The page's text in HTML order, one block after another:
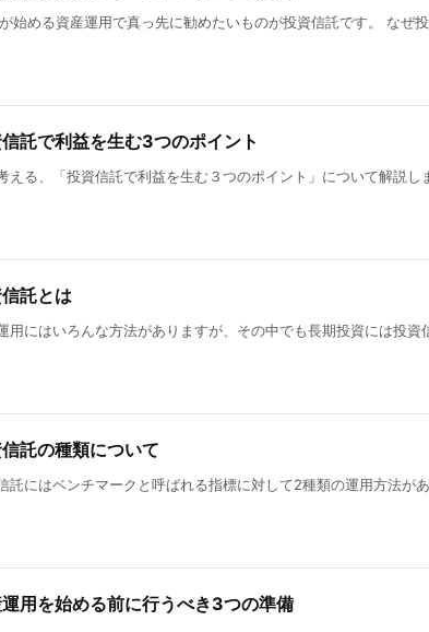
始める資産運用で真っ先に勧めたいものが投資信託です。 なぜ
託で利益を生む3つのポイント
える、「投資信託で利益を生む３つのポイント」について解説し
託とは
用にはいろんな方法がありますが、その中でも長期投資には投資
託の種類について
託にはベンチマークと呼ばれる指標に対して2種類の運用方法が
用を始める前に行うべき3つの準備